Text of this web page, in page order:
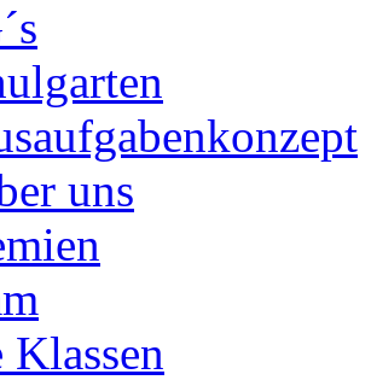
uns
Klassen